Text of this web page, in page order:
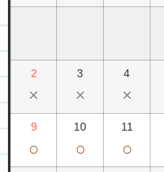
2
×
3
×
4
×
9
○
10
○
11
○